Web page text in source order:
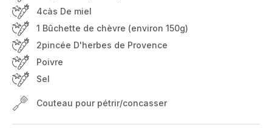
4càs De miel
1 Bûchette de chèvre (environ 150g)
2pincée D'herbes de Provence
Poivre
Sel
Couteau pour pétrir/concasser